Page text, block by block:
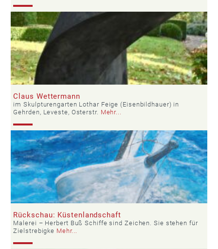
Claus Wettermann
im Skulpturengarten Lothar Feige (Eisenbildhauer) in
Gehrden, Leveste, Osterstr. Mehr...
Rückschau: Küstenlandschaft
Malerei – Herbert Buß Schiffe sind Zeichen. Sie stehen für
Zielstrebigke Mehr...